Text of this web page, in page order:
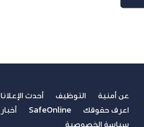
عن أمنية التوظيف أحدث
اعرف حقوقك
SafeOnline
سياسة الخصوصية